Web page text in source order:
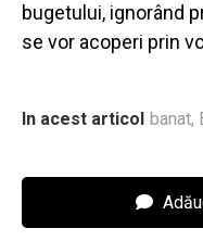
bugetului, ignorând
se vor acoperi prin
In acest articol banat,